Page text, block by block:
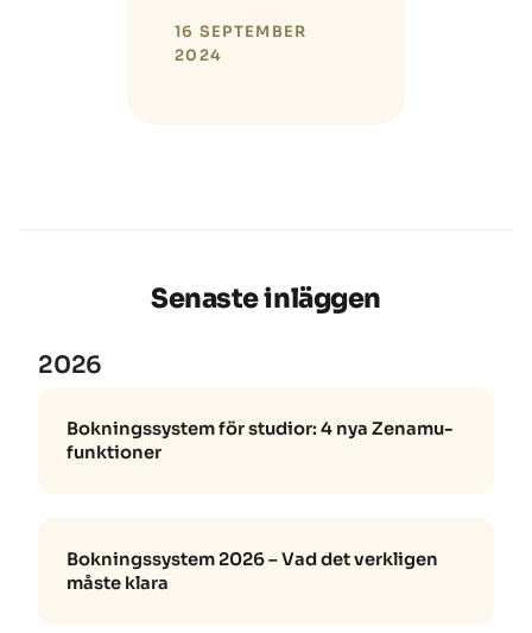
Senaste inläggen
2026
Bokningssystem för studior: 4 nya Zenamu-
funktioner
Bokningssystem 2026 – Vad det verkligen
måste klara
16 SEPTEMBER
2024